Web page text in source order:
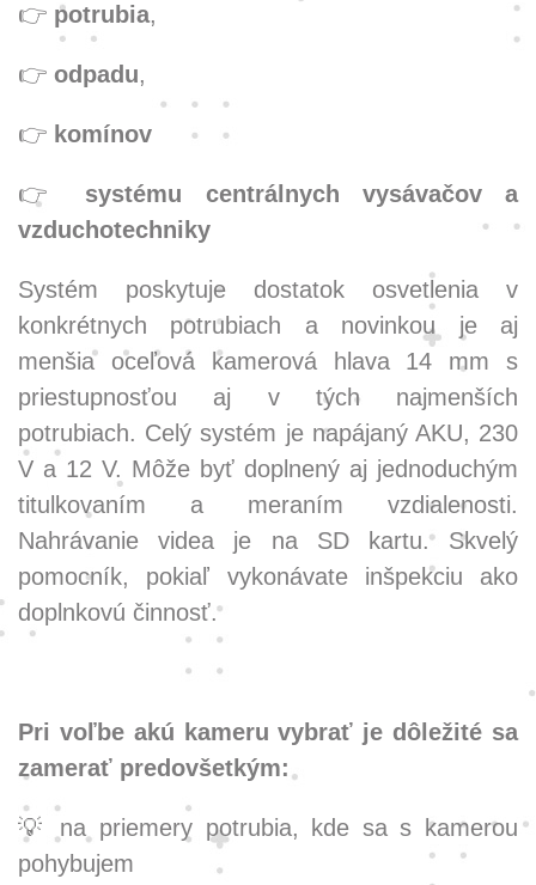
👉 potrubia,
👉 odpadu,
👉 komínov
👉 systému centrálnych vysávačov a
vzduchotechniky
Systém poskytuje dostatok osvetlenia v
konkrétnych potrubiach a novinkou je aj
menšia oceľová kamerová hlava 14 mm s
priestupnosťou aj v tých najmenších
potrubiach. Celý systém je napájaný AKU, 230
V a 12 V. Môže byť doplnený aj jednoduchým
titulkovaním a meraním vzdialenosti.
Nahrávanie videa je na SD kartu. Skvelý
pomocník, pokiaľ vykonávate inšpekciu ako
doplnkovú činnosť.
Pri voľbe akú kameru vybrať je dôležité sa
zamerať predovšetkým:
💡 na priemery potrubia, kde sa s kamerou
pohybujem